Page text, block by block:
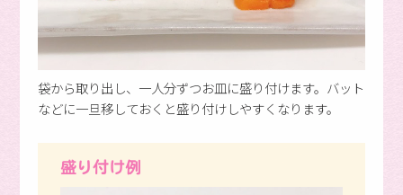
袋から取り出し、一人分ずつお皿に盛り付けます。バット
などに一旦移しておくと盛り付けしやすくなります。
盛り付け例